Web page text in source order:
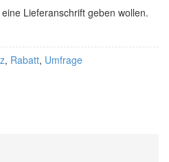
Lieferanschrift geben wollen.
, Rabatt, Umfrage